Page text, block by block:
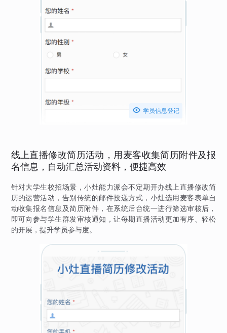
 学员信息登记
线上直播修改简历活动，用麦客收集简历附件及报
名信息，自动汇总活动资料，便捷高效
针对大学生校招场景，小灶能力派会不定期开办线上直播修改简
历的运营活动，告别传统的邮件投递方式，小灶选用麦客表单自
动收集报名信息及简历附件，在系统后台统一进行筛选审核后，
即可向参与学生群发审核通知，让每期直播活动更加有序、轻松
的开展，提升学员参与度。